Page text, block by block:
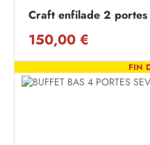
Craft enfilade 2 portes
150,00 €
FIN